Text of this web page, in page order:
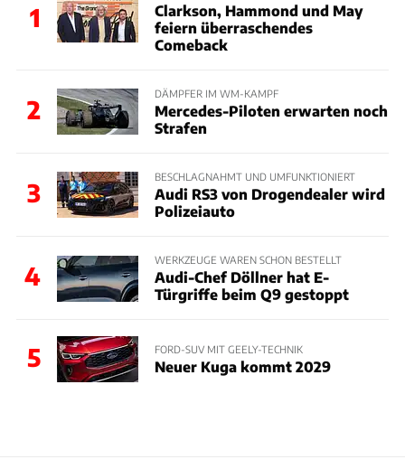
1
Clarkson, Hammond und May
feiern überraschendes
Comeback
2
DÄMPFER IM WM-KAMPF
Mercedes-Piloten erwarten noch
Strafen
3
BESCHLAGNAHMT UND UMFUNKTIONIERT
Audi RS3 von Drogendealer wird
Polizeiauto
4
WERKZEUGE WAREN SCHON BESTELLT
Audi-Chef Döllner hat E-
Türgriffe beim Q9 gestoppt
5 FORD-SUV MIT GEELY-TECHNIK
Neuer Kuga kommt 2029